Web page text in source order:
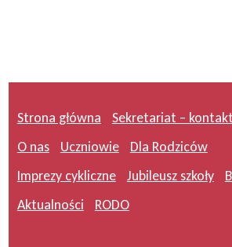
Strona główna Sekretariat – kontakt
O nas
Uczniowie
Dla Rodziców
Imprezy cykliczne
Jubileusz szkoły
Aktualności
RODO